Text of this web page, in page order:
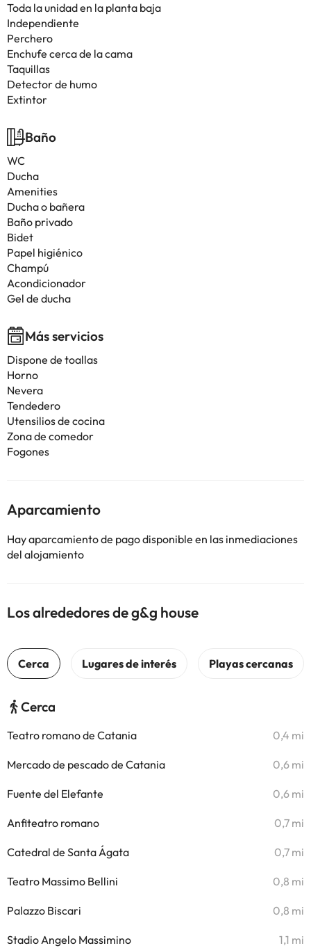
Toda la unidad en la planta baja
Independiente
Perchero
Enchufe cerca de la cama
Taquillas
Detector de humo
Extintor
Baño
WC
Ducha
Amenities
Ducha o bañera
Baño privado
Bidet
Papel higiénico
Champú
Acondicionador
Gel de ducha
Más servicios
Dispone de toallas
Horno
Nevera
Tendedero
Utensilios de cocina
Zona de comedor
Fogones
Aparcamiento
Hay aparcamiento de pago disponible en las inmediaciones
del alojamiento
Los alrededores de g&g house
Cerca
Teatro romano de Catania 0,4 mi
Mercado de pescado de Catania 0,6 mi
Fuente del Elefante 0,6 mi
Anfiteatro romano 0,7 mi
Catedral de Santa Ágata 0,7 mi
Teatro Massimo Bellini 0,8 mi
Palazzo Biscari 0,8 mi
Stadio Angelo Massimino 1,1 mi